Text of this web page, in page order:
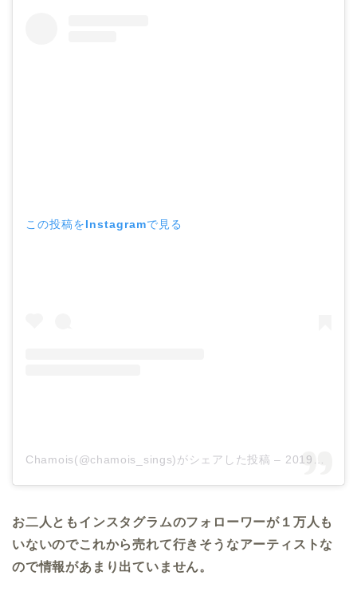
この投稿をInstagramで見る
Chamois(@chamois_sings)がシェアした投稿 – 2019年 2月月23日午後3時14分PST
お二人ともインスタグラムのフォローワーが１万人も
いないのでこれから売れて行きそうなアーティストな
ので情報があまり出ていません。